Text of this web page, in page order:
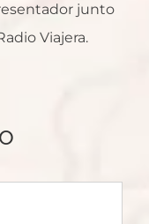
junto
Viajera.